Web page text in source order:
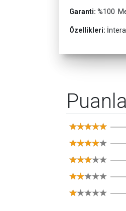
Garanti: %100
Özellikleri: